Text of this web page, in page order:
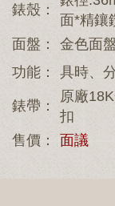
錶殼：
面*精鑲
面盤：
金色面
功能：
具時、
錶帶：
原廠
扣
售價：
面議